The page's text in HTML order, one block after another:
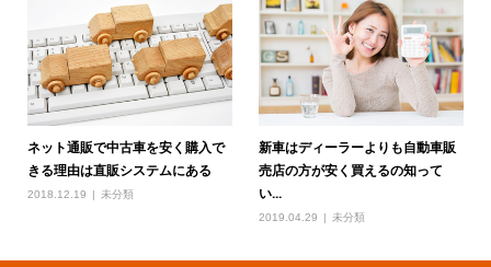
ネット通販で中古車を安く購入で
きる理由は直販システムにある
2018.12.19 未分類
新車はディーラーよりも自動車販
売店の方が安く買えるの知って
い...
2019.04.29 未分類